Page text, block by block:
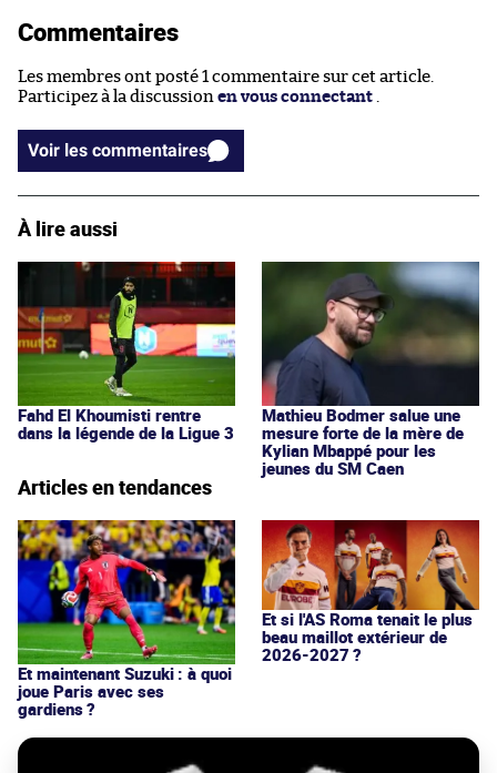
Commentaires
Les membres ont posté 1 commentaire sur cet article.
Participez à la discussion en vous connectant
Voir les commentaires
À lire aussi
Fahd El Khoumisti rentre
dans la légende de la Ligue 3
Mathieu Bodmer salue une
mesure forte de la mère de
Kylian Mbappé pour les
jeunes du SM Caen
Articles en tendances
Et maintenant Suzuki : à quoi
joue Paris avec ses
gardiens ?
Et si l'AS Roma tenait le plus
beau maillot extérieur de
2026-2027 ?